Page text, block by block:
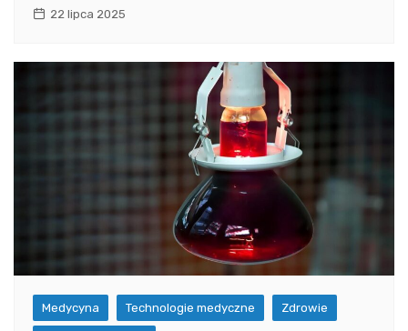
22 lipca 2025
Medycyna Technologie medyczne Zdrowie